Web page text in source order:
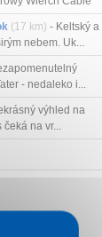
(17 km) - Keltský a
nebem. Uk...
- nedaleko i...
výhled na
čeká na vr...